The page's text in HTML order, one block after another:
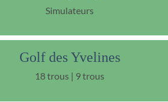
Simulateurs
Golf des Yvelines
18 trous | 9 trous